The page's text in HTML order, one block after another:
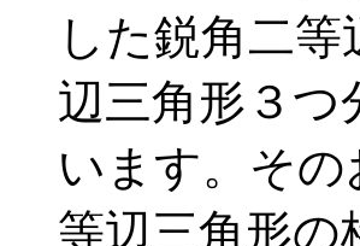
した鋭角二
辺三角形３つ
います。そ
等辺三角形の